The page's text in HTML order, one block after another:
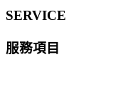
SERVICE
服務項目